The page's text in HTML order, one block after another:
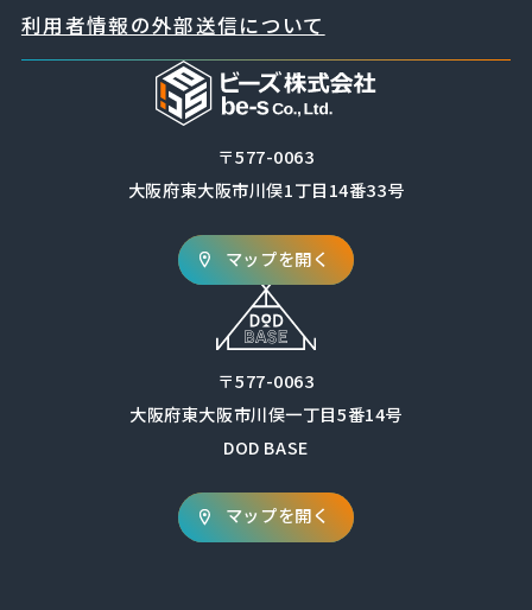
利用者情報の外部送信について
〒577-0063
大阪府東大阪市川俣1丁目14番33号
マップを開く
〒577-0063
大阪府東大阪市川俣一丁目5番14号
DOD BASE
マップを開く